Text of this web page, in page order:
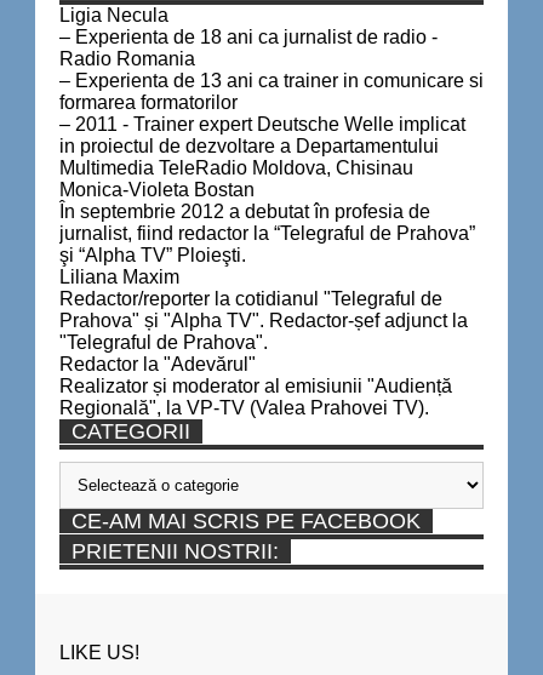
Ligia Necula
– Experienta de 18 ani ca jurnalist de radio -
Radio Romania
– Experienta de 13 ani ca trainer in comunicare si
formarea formatorilor
– 2011 - Trainer expert Deutsche Welle implicat
in proiectul de dezvoltare a Departamentului
Multimedia TeleRadio Moldova, Chisinau
Monica-Violeta Bostan
În septembrie 2012 a debutat în profesia de
jurnalist, fiind redactor la “Telegraful de Prahova”
şi “Alpha TV” Ploieşti.
Liliana Maxim
Redactor/reporter la cotidianul "Telegraful de
Prahova" și "Alpha TV". Redactor-șef adjunct la
"Telegraful de Prahova".
Redactor la "Adevărul"
Realizator și moderator al emisiunii "Audiență
Regională", la VP-TV (Valea Prahovei TV).
CATEGORII
Categorii
CE-AM MAI SCRIS PE FACEBOOK
PRIETENII NOSTRII:
LIKE US!